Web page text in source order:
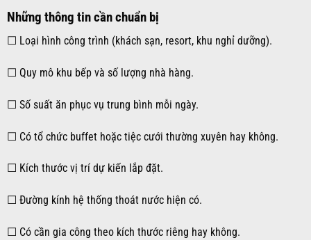
Những thông tin cần chuẩn bị
☐ Loại hình công trình (khách sạn, resort, khu nghỉ dưỡng).
☐ Quy mô khu bếp và số lượng nhà hàng.
☐ Số suất ăn phục vụ trung bình mỗi ngày.
☐ Có tổ chức buffet hoặc tiệc cưới thường xuyên hay không.
☐ Kích thước vị trí dự kiến lắp đặt.
☐ Đường kính hệ thống thoát nước hiện có.
☐ Có cần gia công theo kích thước riêng hay không.